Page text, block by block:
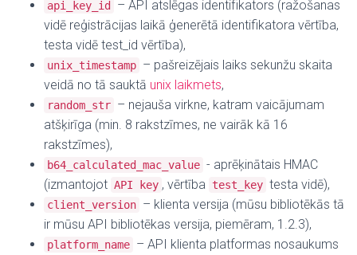
api_key_id
– API atslēgas identifikators (ražošanas
vidē reģistrācijas laikā ģenerētā identifikatora vērtība,
testa vidē test_id vērtība),
unix_timestamp – pašreizējais laiks sekunžu skaita
veidā no tā sauktā unix laikmets,
random_str – nejauša virkne, katram vaicājumam
atšķirīga (min. 8 rakstzīmes, ne vairāk kā 16
rakstzīmes),
b64_calculated_mac_value - aprēķinātais HMAC
(izmantojot API key , vērtība test_key testa vidē),
client_version – klienta versija (mūsu bibliotēkās tā
ir mūsu API bibliotēkas versija, piemēram, 1.2.3),
platform_name – API klienta platformas nosaukums